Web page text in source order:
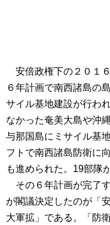
安倍政権下の２０１
６年計画で南西諸島の
サイル基地建設が行わ
なかった奄美大島や沖
与那国島にミサイル基
フトで南西諸島防衛に
も進められた。19部隊
その６年計画が完了
が閣議決定したのが「
大軍拡」である。「防